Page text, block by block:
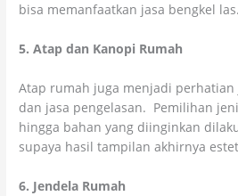
bisa memanfaatkan jasa bengkel las.
5. Atap dan Kanopi Rumah
Atap rumah juga menjadi
dan jasa pengelasan. Pemilihan
hingga bahan yang diinginkan
supaya hasil tampilan akhirnya
6. Jendela Rumah